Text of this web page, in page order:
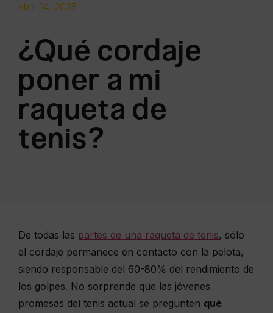
abril 24, 2023
¿Qué cordaje
poner a mi
raqueta de
tenis?
De todas las partes de una raqueta de tenis, sólo
el cordaje permanece en contacto con la pelota,
siendo responsable del 60-80% del rendimiento de
los golpes. No sorprende que las jóvenes
promesas del tenis actual se pregunten qué